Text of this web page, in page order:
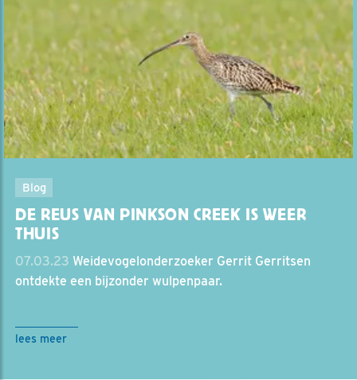
Blog
DE REUS VAN PINKSON CREEK IS WEER
THUIS
07.03.23 Weidevogelonderzoeker Gerrit Gerritsen
ontdekte een bijzonder wulpenpaar.
lees meer